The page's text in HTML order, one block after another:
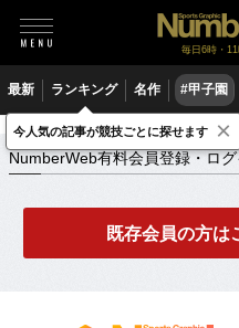
毎日6時・
最新 ランキング 名作 #甲子園
NumberWeb有料会員登録・ログイン
NumberWeb有料会員登録・ログ
既存会員の方は
今人気の記事が競技ごとに探せます ×